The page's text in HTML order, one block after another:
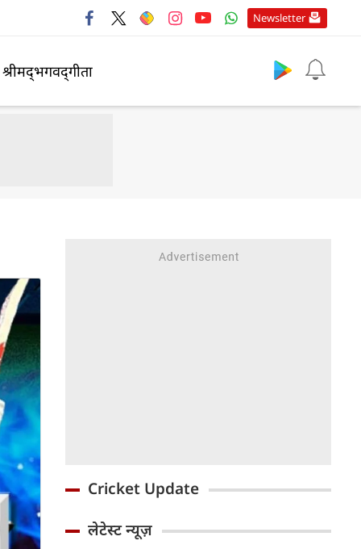
Newsletter
श्रीमद्‍भगवद्‍गीता
Cricket Update
लेटेस्ट न्यूज़